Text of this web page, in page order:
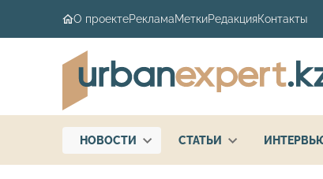
О проектеРекламаМеткиРедакцияКонтакты
НОВОСТИ СТАТЬИ